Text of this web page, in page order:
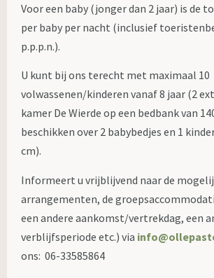
Voor een baby (jonger dan 2 jaar) is de
per baby per nacht (inclusief
p.p.p.n.).
U kunt bij ons terecht met maximaal 10
volwassenen/kinderen vanaf 8 jaar (2
kamer De Wierde op een bedbank van
beschikken over 2 babybedjes en 1
cm).
Informeert u vrijblijvend naar de
arrangementen, de
een andere aankomst/vertrekdag, een
verblijfsperiode etc.) via
ons: 06-33585864